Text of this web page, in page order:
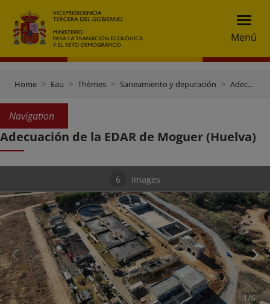
Menú
Home Eau Thèmes Saneamiento y depuración Adecuación de la EDAR de Moguer (Huelva)
Navigation
Adecuación de la EDAR de Moguer (Huelva)
6 Images
1/6